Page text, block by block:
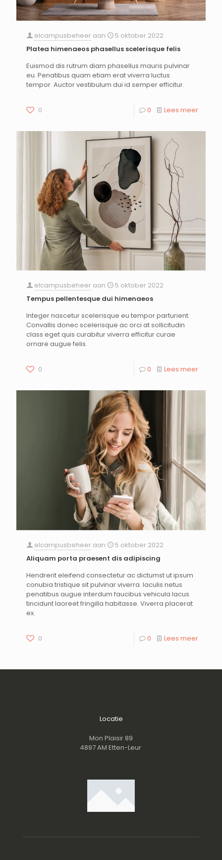
elcampusbeheer aan
5 oktober 2022
Platea himenaeos phasellus scelerisque felis
Euismod dis rutrum diam phasellus mauris pulvinar
eu. Penatibus quam etiam erat viverra luctus
tempor. Auctor vestibulum dui id semper efficitur.
0 0 Lees meer
elcampusbeheer aan
5 oktober 2022
Tempus pellentesque dui himenaeos
Integer nascetur scelerisque eu tempor parturient.
Convallis donec scelerisque ac orci at sollicitudin
class eget quis curabitur viverra efficitur curae
ornare augue felis.
0 0 Lees meer
elcampusbeheer aan
5 oktober 2022
Aliquam porta praesent dis adipiscing
Hendrerit eleifend consectetur ac dictumst ut ipsum
conubia tristique sit pulvinar viverra. Iaculis netus
penatibus augue interdum faucibus vehicula lacus
tincidunt laoreet fringilla habitasse. Viverra placerat
ex.
0 0 Lees meer
Locatie
Mon Plaisir 89
4897 AM Etten-Leur